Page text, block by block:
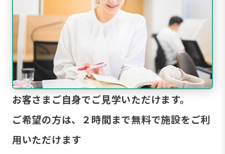
お客さまご自身でご見学いただけます。
ご希望の方は、２時間まで無料で施設をご利
用いただけます